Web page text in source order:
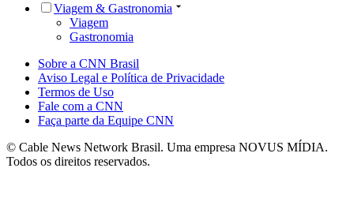
Viagem & Gastronomia
Viagem
Gastronomia
Sobre a CNN Brasil
Aviso Legal e Política de Privacidade
Termos de Uso
Fale com a CNN
Faça parte da Equipe CNN
© Cable News Network Brasil. Uma empresa NOVUS MÍDIA.
Todos os direitos reservados.